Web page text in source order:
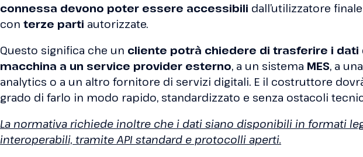
connessa devono poter essere accessibili dall’utilizzatore
con terze parti autorizzate.
Questo significa che un cliente potrà chiedere di trasferire i dati
macchina a un service provider esterno, a un sistema MES, a
analytics o a un altro fornitore di servizi digitali. E il costruttore
grado di farlo in modo rapido, standardizzato e senza ostacoli
La normativa richiede inoltre che i dati siano disponibili in formati
interoperabili, tramite API standard e protocolli aperti.